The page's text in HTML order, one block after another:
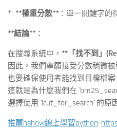
* **權重分散** ：單一關鍵字的
**結論** ：
在搜尋系統中， **「找不到」
因此，我們寧願接受分數稍微被
也要確保使用者能找到目標檔案
這就是為什麼我們在
選擇使用 `lcut_for_search` 的原
推薦hahow線上學習python: